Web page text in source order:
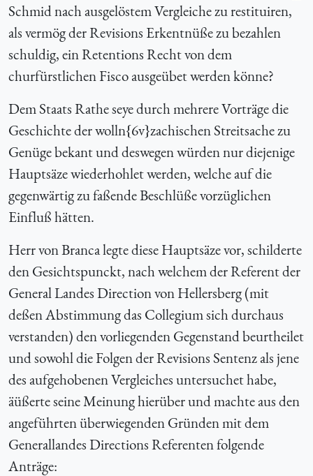
Schmid nach ausgelöstem Vergleiche zu restituiren,
als vermög der Revisions Erkentnüße zu bezahlen
schuldig, ein Retentions Recht von dem
churfürstlichen Fisco ausgeübet werden könne?
Dem Staats Rathe seye durch mehrere Vorträge die
Geschichte der wolln{6v}zachischen Streitsache zu
Genüge bekant und deswegen würden nur diejenige
Hauptsäze wiederhohlet werden, welche auf die
gegenwärtig zu faßende Beschlüße vorzüglichen
Einfluß hätten.
Herr von Branca legte diese Hauptsäze vor, schilderte
den Gesichtspunckt, nach welchem der Referent der
General Landes Direction von Hellersberg (mit
deßen Abstimmung das Collegium sich durchaus
verstanden) den vorliegenden Gegenstand beurtheilet
und sowohl die Folgen der Revisions Sentenz als jene
des aufgehobenen Vergleiches untersuchet habe,
äüßerte seine Meinung hierüber und machte aus den
angeführten überwiegenden Gründen mit dem
Generallandes Directions Referenten folgende
Anträge: